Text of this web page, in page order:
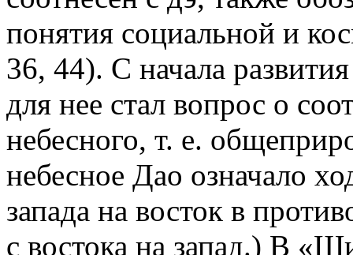
понятия социальной и
36, 44). С начала
для нее стал вопрос о
небесного, т. е.
небесное Дао означало
запада на восток в
с востока на запад.) В